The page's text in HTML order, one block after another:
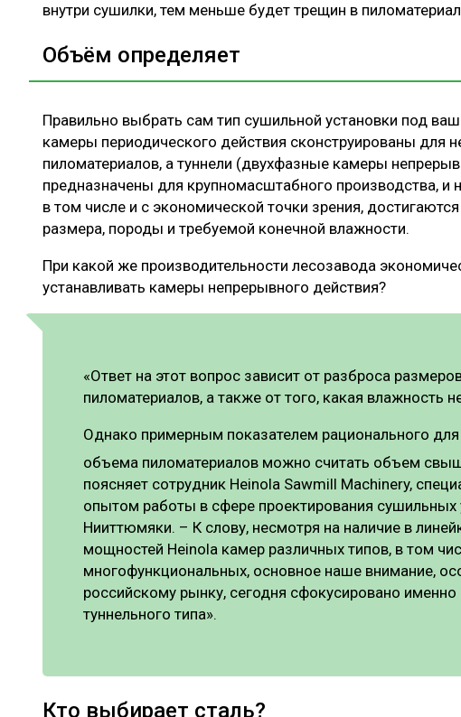
внутри сушилки, тем меньше будет трещин в
Объём определяет
Правильно выбрать сам тип сушильной установки под
камеры периодического действия сконструированы для
пиломатериалов, а туннели (двухфазные камеры
предназначены для крупномасштабного производства, и
в том числе и с экономической точки зрения,
размера, породы и требуемой конечной влажности.
При какой же производительности лесозавода
устанавливать камеры непрерывного действия?
«Ответ на этот вопрос зависит от разброса
пиломатериалов, а также от того, какая влажность
Однако примерным показателем рационального
объема пиломатериалов можно считать объем
поясняет сотрудник Heinola Sawmill Machinery,
опытом работы в сфере проектирования сушильных
Нииттюмяки. – К слову, несмотря на наличие в
мощностей Heinola камер различных типов, в том
многофункциональных, основное наше внимание,
российскому рынку, сегодня сфокусировано именно
туннельного типа».
Кто выбирает сталь?